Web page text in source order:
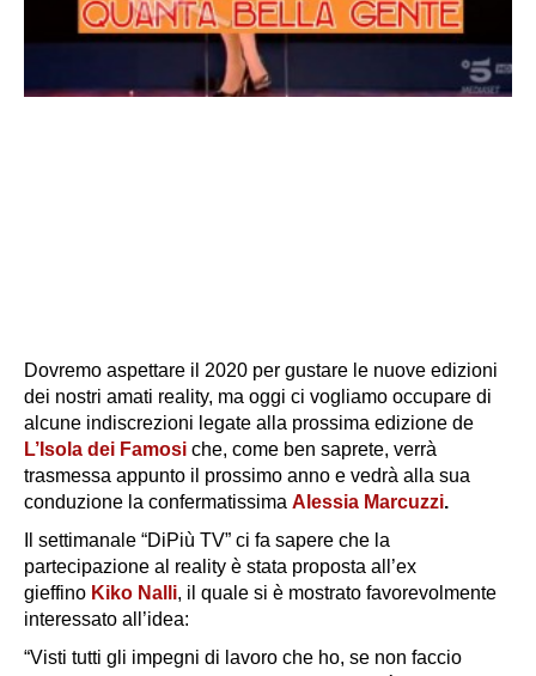
Dovremo aspettare il 2020 per gustare le nuove edizioni
dei nostri amati reality, ma oggi ci vogliamo occupare di
alcune indiscrezioni legate alla prossima edizione de
L’Isola dei Famosi che, come ben saprete, verrà
trasmessa appunto il prossimo anno e vedrà alla sua
conduzione la confermatissima Alessia Marcuzzi.
Il settimanale “DiPiù TV” ci fa sapere che la
partecipazione al reality è stata proposta all’ex
gieffino Kiko Nalli, il quale si è mostrato favorevolmente
interessato all’idea:
“Visti tutti gli impegni di lavoro che ho, se non faccio